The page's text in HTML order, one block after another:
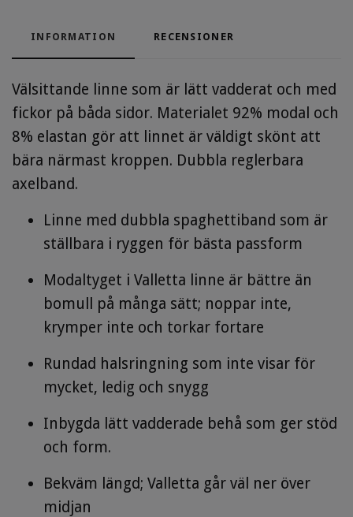
INFORMATION RECENSIONER
Välsittande linne som är lätt vadderat och med
fickor på båda sidor. Materialet 92% modal och
8% elastan gör att linnet är väldigt skönt att
bära närmast kroppen. Dubbla reglerbara
axelband.
Linne med dubbla spaghettiband som är
ställbara i ryggen för bästa passform
Modaltyget i Valletta linne är bättre än
bomull på många sätt; noppar inte,
krymper inte och torkar fortare
Rundad halsringning som inte visar för
mycket, ledig och snygg
Inbygda lätt vadderade behå som ger stöd
och form.
Bekväm längd; Valletta går väl ner över
midjan